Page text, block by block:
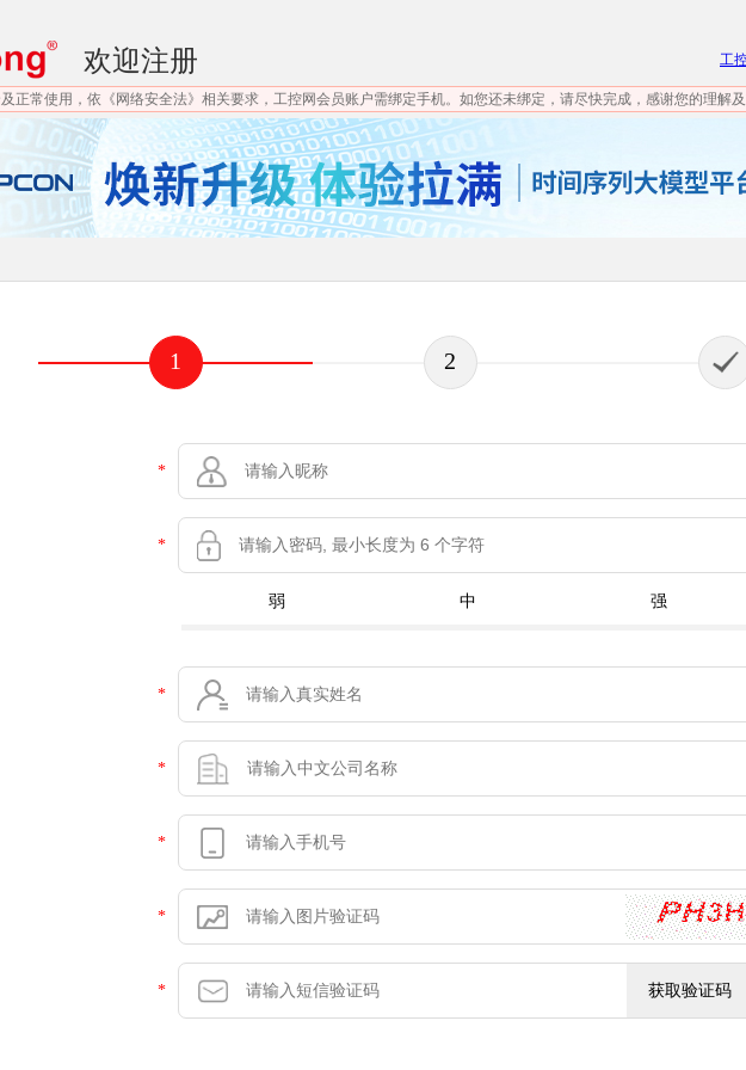
欢迎注册 工
正常使用，依《网络安全法》相关要求，工控网会员账户需绑定手机。如您还未绑定，请尽快完成，感谢您的理解及
1 2
*
*
弱 中 强
*
*
*
*
*